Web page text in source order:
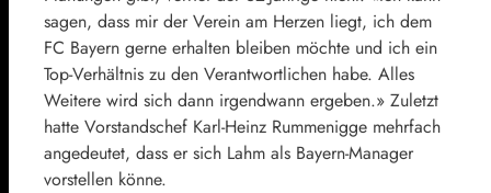
sagen, dass mir der Verein am Herzen liegt, ich dem
FC Bayern gerne erhalten bleiben möchte und ich ein
Top-Verhältnis zu den Verantwortlichen habe. Alles
Weitere wird sich dann irgendwann ergeben.» Zuletzt
hatte Vorstandschef Karl-Heinz Rummenigge mehrfach
angedeutet, dass er sich Lahm als Bayern-Manager
vorstellen könne.